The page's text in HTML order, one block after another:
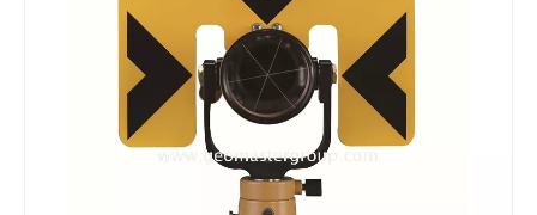
Bộ lăng kính ngang (YEL360,SX12)